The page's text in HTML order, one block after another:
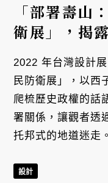
「部署壽山
衛展」，揭
2022 年台灣設計
民防衛展」，以西
爬梳歷史政權的話
署關係，讓觀者透
托邦式的地道迷走。
設計